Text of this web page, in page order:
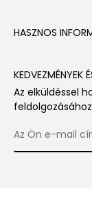
HASZNOS
KEDVEZMÉNYEK
Az elküldéssel